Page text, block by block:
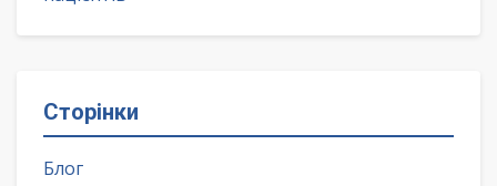
Сторінки
Блог